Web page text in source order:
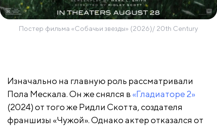
Постер фильма «Собачьи звезды» (2026)/ 20th Century
Изначально на главную роль рассматривали
Пола Мескала. Он же снялся в «Гладиаторе 2»
(2024) от того же Ридли Скотта, создателя
франшизы «Чужой». Однако актер отказался от